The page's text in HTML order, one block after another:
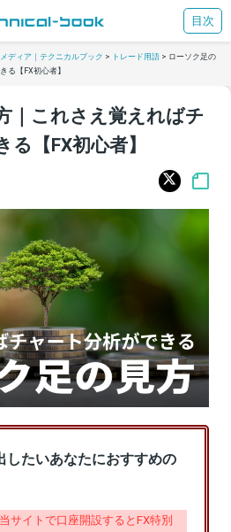
目次
ディア｜テクニカルブック > トレード用語 > ローソク足の
る【FX初心者】
｜これさえ覚えればチ
【FX初心者】
したいあなたにおすすめの
サイトで口座開設するとFX特別